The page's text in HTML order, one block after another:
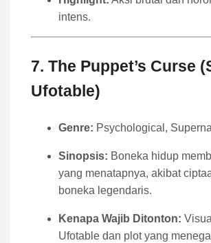
intens.
7. The Puppet’s Curse
Ufotable)
Genre: Psychological,
Sinopsis: Boneka hidup
yang menatapnya, akibat
boneka legendaris.
Kenapa Wajib Ditonton:
Ufotable dan plot yang